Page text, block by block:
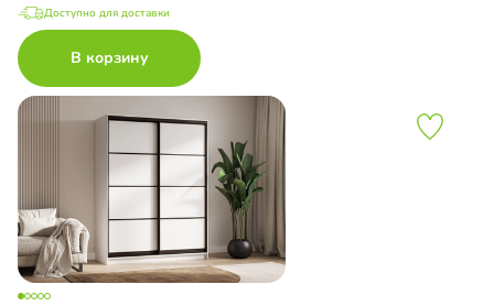
Доступно для доставки
В корзину